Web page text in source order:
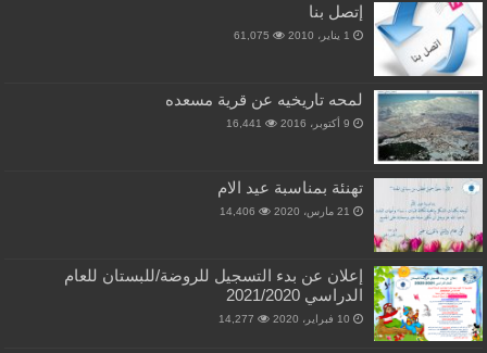
إتصل بنا
1 يناير، 2010 61,075
لمحه تاريخيه عن قرية مسعده
9 أكتوبر، 2016 16,441
تهنئة بمناسبة عيد الام
21 مارس، 2020 14,406
إعلان عن بدء التسجيل للروضة/للبستان للعام
الدراسي 2021/2020
10 فبراير، 2020 14,277